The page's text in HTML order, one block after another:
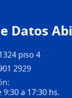
Datos
piso 4
2929
a 17:30 hs.